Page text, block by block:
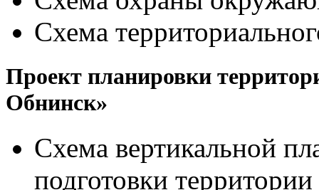
Схема
Проект планировки
Обнинск»
Схема вертикальной
подготовки